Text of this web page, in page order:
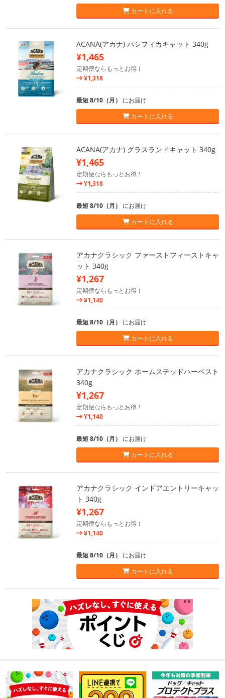
カートに入れる
ACANA(アカナ) パシフィカキャット 340g
¥1,465
定期便ならもっとお得！
¥1,318
最短 8/10（月） にお届け
カートに入れる
ACANA(アカナ) グラスランドキャット 340g
¥1,465
定期便ならもっとお得！
¥1,318
最短 8/10（月） にお届け
カートに入れる
アカナクラシック ファーストフィーストキャ
ット 340g
¥1,267
定期便ならもっとお得！
¥1,140
最短 8/10（月） にお届け
カートに入れる
アカナクラシック ホームステッドハーベスト
340g
¥1,267
定期便ならもっとお得！
¥1,140
最短 8/10（月） にお届け
カートに入れる
アカナクラシック インドアエントリーキャッ
ト 340g
¥1,267
定期便ならもっとお得！
¥1,140
最短 8/10（月） にお届け
カートに入れる